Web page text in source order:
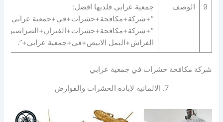
9 الوصف
جمعية عرابي فلديها افضل:
“+شركة+مكافحة+حشرات+في+جمعية عرابي+”
الفراش+النمل الابيض+في+جمعية عرابي+”.
شركة مكافحة حشرات في جمعية عرابي
7. الالمانيه لاباده الحشرات والقوارض‎‎‎